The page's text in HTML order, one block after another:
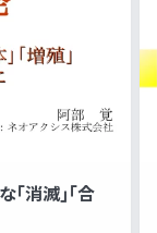
｢消滅｣｢合